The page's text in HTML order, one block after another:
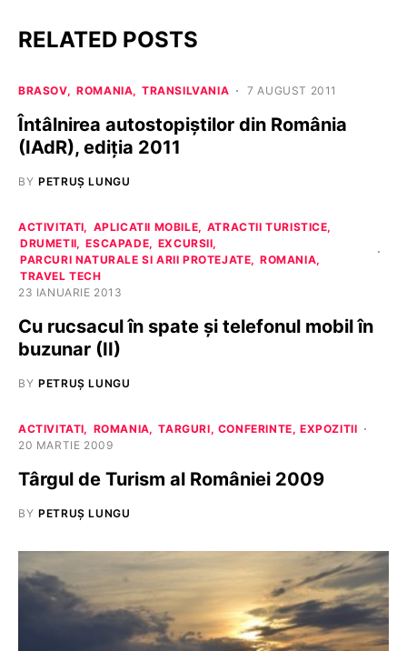
RELATED POSTS
BRASOV ROMANIA TRANSILVANIA 7 AUGUST 2011
Întâlnirea autostopiştilor din România
(IAdR), ediţia 2011
BY PETRUȘ LUNGU
ACTIVITATI APLICATII MOBILE
ATRACTII TURISTICE
DRUMETII
ESCAPADE
EXCURSII
PARCURI NATURALE SI ARII PROTEJATE
ROMANIA
TRAVEL TECH
23 IANUARIE 2013
Cu rucsacul în spate şi telefonul mobil în
buzunar (II)
BY PETRUȘ LUNGU
ACTIVITATI ROMANIA
TARGURI, CONFERINTE, EXPOZITII
20 MARTIE 2009
Târgul de Turism al României 2009
BY PETRUȘ LUNGU